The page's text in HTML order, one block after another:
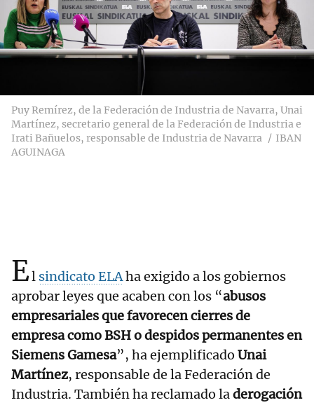
Puy Remírez, de la Federación de Industria de Navarra, Unai
Martínez, secretario general de la Federación de Industria e
Irati Bañuelos, responsable de Industria de Navarra
IBAN
AGUINAGA
El sindicato ELAha exigido a los gobiernos
aprobar leyes que acaben con los “abusos
empresariales que favorecen cierres de
empresa como BSH o despidos permanentes en
Siemens Gamesa”, ha ejemplificado Unai
Martínez, responsable de la Federación de
Industria. También ha reclamado laderogación